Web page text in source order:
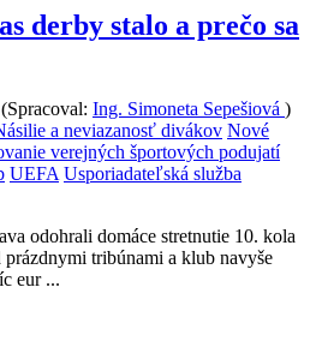
derby stalo a prečo sa
(Spracoval: Ing. Simoneta Sepešiová )
a neviazanosť divákov Nové
verejných športových podujatí
UEFA Usporiadateľská služba
odohrali domáce stretnutie 10. kola
tribúnami a klub navyše
eur ...